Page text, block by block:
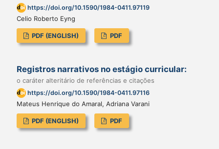
https://doi.org/10.1590/1984-0411.97119
Celio Roberto Eyng
PDF (ENGLISH) PDF
Registros narrativos no estágio curricular:
o caráter alteritário de referências e citações
https://doi.org/10.1590/1984-0411.97116
Mateus Henrique do Amaral, Adriana Varani
PDF (ENGLISH) PDF